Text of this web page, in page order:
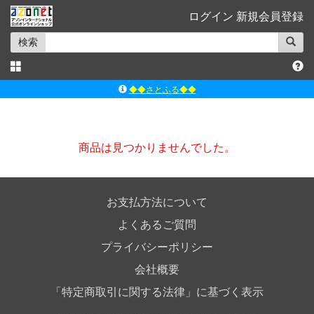
ログイン 新規会員登録
検索
◆◆さとふる◆◆
ｱｿﾞﾝｵﾝﾗｲﾝｼｮｯﾌﾟX
商品は見つかりませんでした。
お支払方法について
よくあるご質問
プライバシーポリシー
会社概要
「特定商取引に関する法律」に基づく表示